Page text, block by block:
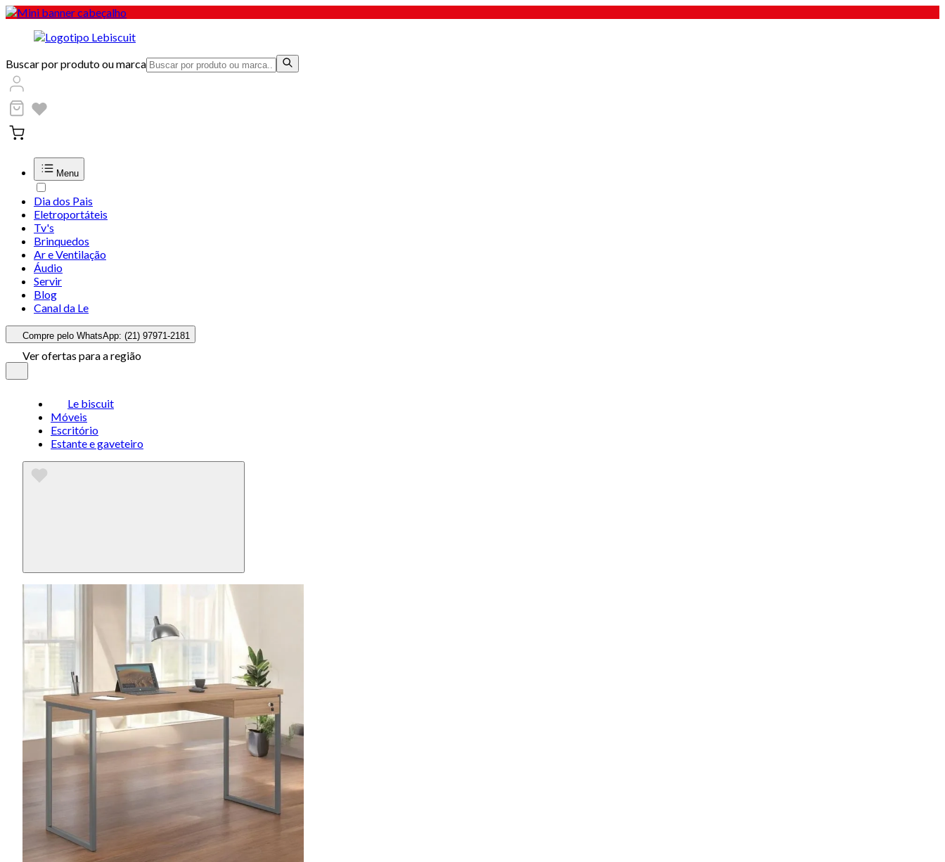
Buscar por produto ou marca
Menu
Dia dos Pais
Eletroportáteis
Tv's
Brinquedos
Ar e Ventilação
Áudio
Servir
Blog
Canal da Le
Compre pelo WhatsApp: (21) 97971-2181
Ver ofertas para a região
Le biscuit
Móveis
Escritório
Estante e gaveteiro